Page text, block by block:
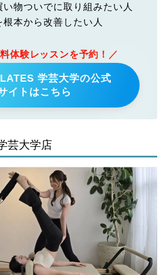
物ついでに取り組みたい人
本から改善したい人
体験レッスンを予約！／
学芸大学の公式
イトはこちら
芸大学店